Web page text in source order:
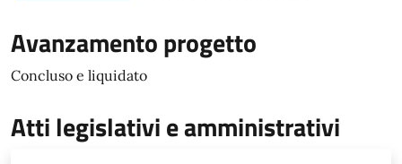
Avanzamento progetto
Concluso e liquidato
Atti legislativi e amministrativi